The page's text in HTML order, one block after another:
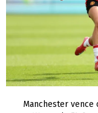
Manchester vence